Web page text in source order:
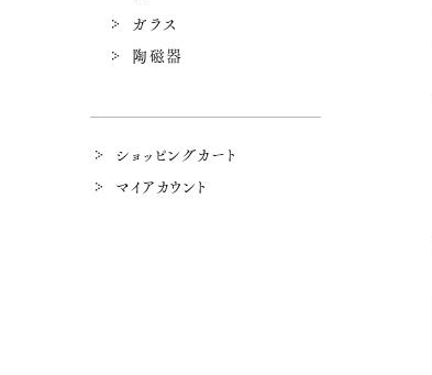
ガラス
陶磁器
ショッピングカート
マイアカウント